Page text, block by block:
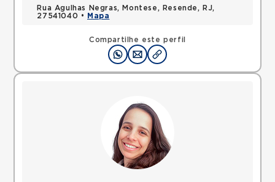
Compartilhe este perfil
Rua Agulhas Negras, Montese, Resende, RJ,
27541040 •
Mapa